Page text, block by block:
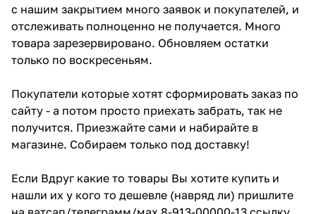
с нашим закрытием много заявок и покупателей, и
отслеживать полноценно не получается. Много
товара зарезервировано. Обновляем остатки
только по воскресеньям.
Покупатели которые хотят сформировать заказ по
сайту - а потом просто приехать забрать, так не
получится. Приезжайте сами и набирайте в
магазине. Собираем только под доставку!
Если Вдруг какие то товары Вы хотите купить и
нашли их у кого то дешевле (навряд ли) пришлите